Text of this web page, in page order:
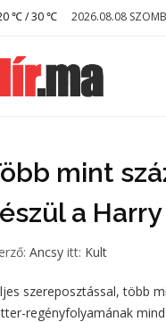
℃ / 30 ℃ 2026.08.08
mint
a
Ancsy itt: Kult
szereposztással, több
regényfolyamának